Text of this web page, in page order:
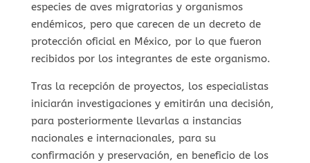
especies de aves migratorias y organismos
endémicos, pero que carecen de un decreto de
protección oficial en México, por lo que fueron
recibidos por los integrantes de este organismo.
Tras la recepción de proyectos, los especialistas
iniciarán investigaciones y emitirán una decisión,
para posteriormente llevarlas a instancias
nacionales e internacionales, para su
confirmación y preservación, en beneficio de los